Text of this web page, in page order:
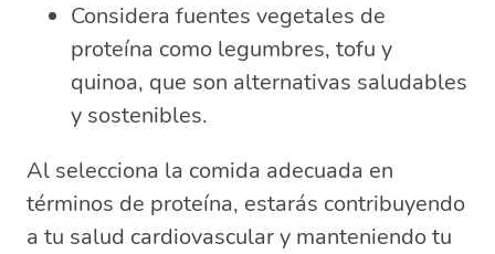
Considera fuentes vegetales de
proteína como legumbres, tofu y
quinoa, que son alternativas saludables
y sostenibles.
Al selecciona la comida adecuada en
términos de proteína, estarás contribuyendo
a tu salud cardiovascular y manteniendo tu